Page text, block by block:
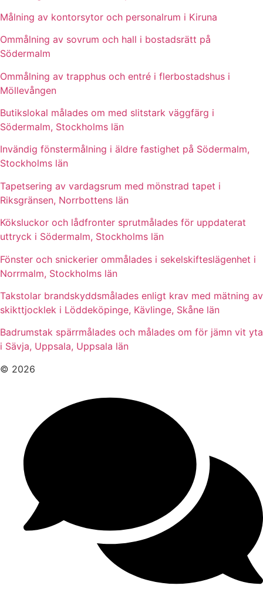
Målning av kontorsytor och personalrum i Kiruna
Ommålning av sovrum och hall i bostadsrätt på
Södermalm
Ommålning av trapphus och entré i flerbostadshus i
Möllevången
Butikslokal målades om med slitstark väggfärg i
Södermalm, Stockholms län
Invändig fönstermålning i äldre fastighet på Södermalm,
Stockholms län
Tapetsering av vardagsrum med mönstrad tapet i
Riksgränsen, Norrbottens län
Köksluckor och lådfronter sprutmålades för uppdaterat
uttryck i Södermalm, Stockholms län
Fönster och snickerier ommålades i sekelskifteslägenhet i
Norrmalm, Stockholms län
Takstolar brandskyddsmålades enligt krav med mätning av
skikttjocklek i Löddeköpinge, Kävlinge, Skåne län
Badrumstak spärrmålades och målades om för jämn vit yta
i Sävja, Uppsala, Uppsala län
© 2026